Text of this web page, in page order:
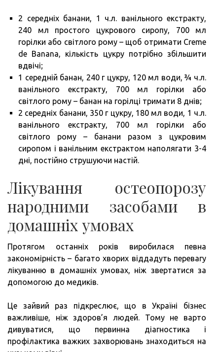
2 середніх банани, 1 ч.л. ванільного екстракту,
240 мл простого цукрового сиропу, 700 мл
горілки або світлого рому – щоб отримати Creme
de Banana, кількість цукру потрібно збільшити
вдвічі;
1 середній банан, 240 г цукру, 120 мл води, ¾ ч.л.
ванільного екстракту, 700 мл горілки або
світлого рому – банан на горілці тримати 8 днів;
2 середніх банани, 350 г цукру, 180 мл води, 1 ч.л.
ванільного екстракту, 700 мл горілки або
світлого рому – банани разом з цукровим
сиропом і ванільним екстрактом наполягати 3-4
дні, постійно струшуючи настій.
Лікування остеопорозу
народними засобами в
домашніх умовах
Протягом останніх років виробилася певна
закономірність – багато хворих віддадуть перевагу
лікуванню в домашніх умовах, ніж звертатися за
допомогою до медиків.
Це зайвий раз підкреслює, що в Україні бізнес
важливіше, ніж здоров’я людей. Тому не варто
дивуватися, що первинна діагностика і
профілактика важких захворювань знаходиться на